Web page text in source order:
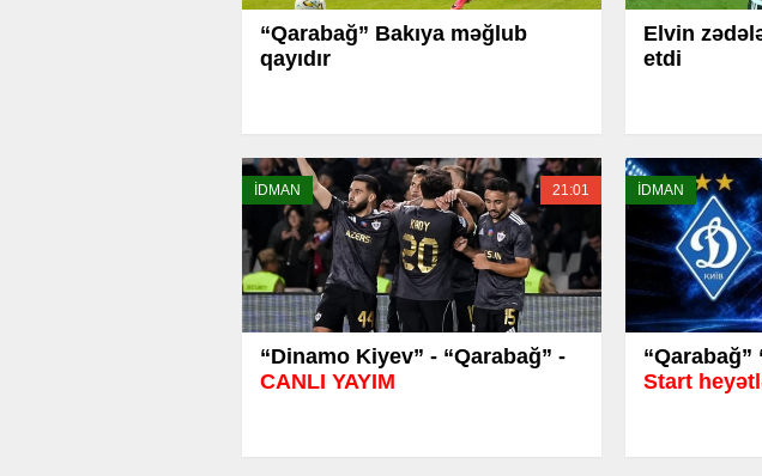
“Qarabağ” Bakıya məğlub
qayıdır
Elvin
etdi
İDMAN 21:01
“Dinamo Kiyev” - “Qarabağ” -
CANLI YAYIM
İDMAN
“Qarabağ”
Start